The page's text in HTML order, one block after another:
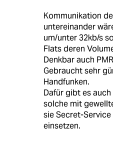
Kommunikation
untereinander
um/unter 32kb/s
Flats deren
Denkbar auch
Gebraucht sehr
Handfunken.
Dafür gibt es
solche mit
sie Secret-
einsetzen.